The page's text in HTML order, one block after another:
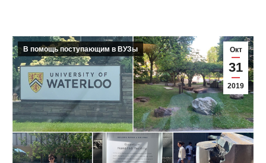
Окт
31
2019
В помощь поступающим в ВУЗы